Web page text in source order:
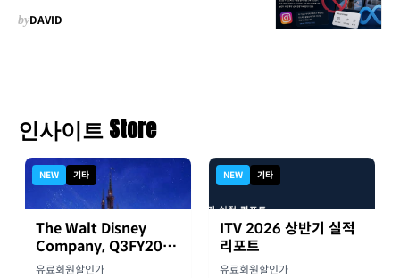
byDAVID
인사이트 Store
NEW 기타
The Walt Disney
Company, Q3FY2026
실적자료
유료회원할인가
NEW 기타
ITV 2026 상반기 실적
리포트
유료회원할인가